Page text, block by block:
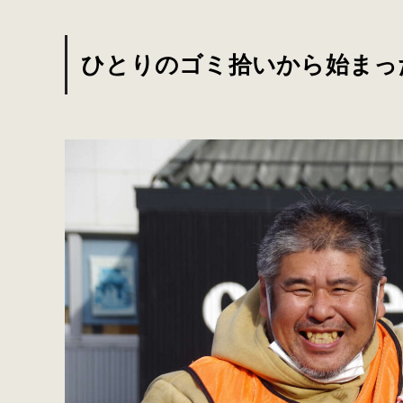
ひとりのゴミ拾いから始ま